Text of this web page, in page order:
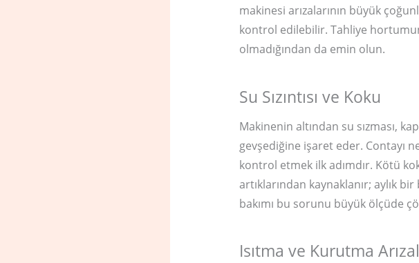
makinesi arızalarının büyük
kontrol edilebilir. Tahliye
olmadığından da emin olun.
Su Sızıntısı ve Koku
Makinenin altından su sızması,
gevşediğine işaret eder. Contayı
kontrol etmek ilk adımdır. Kötü
artıklarından kaynaklanır; aylık
bakımı bu sorunu büyük ölçüde
Isıtma ve Kurutma